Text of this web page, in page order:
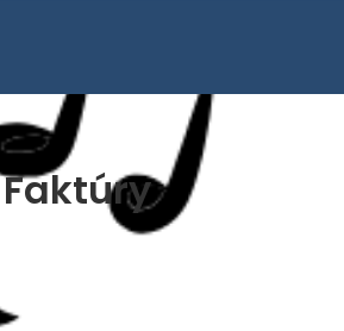
Faktúry